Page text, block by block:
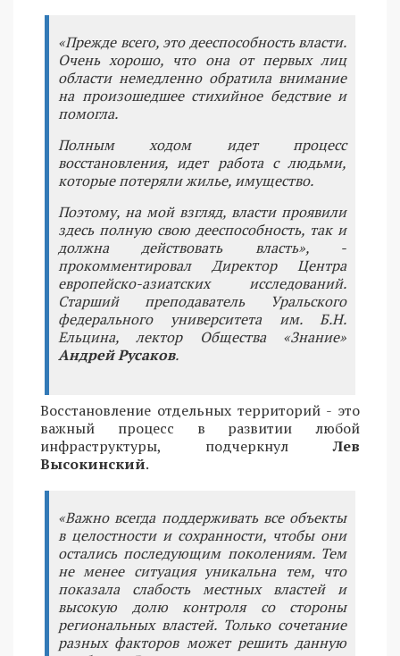
«Прежде всего, это дееспособность власти.
Очень хорошо, что она от первых лиц
области немедленно обратила внимание
на произошедшее стихийное бедствие и
помогла.
Полным ходом идет процесс
восстановления, идет работа с людьми,
которые потеряли жилье, имущество.
Поэтому, на мой взгляд, власти проявили
здесь полную свою дееспособность, так и
должна действовать власть», -
прокомментировал Директор Центра
европейско-азиатских исследований.
Старший преподаватель Уральского
федерального университета им. Б.Н.
Ельцина, лектор Общества «Знание»
Андрей Русаков.
Восстановление отдельных территорий - это
важный процесс в развитии любой
инфраструктуры, подчеркнулЛев
Высокинский.
«Важно всегда поддерживать все объекты
в целостности и сохранности, чтобы они
остались последующим поколениям. Тем
не менее ситуация уникальна тем, что
показала слабость местных властей и
высокую долю контроля со стороны
региональных властей. Только сочетание
разных факторов может решить данную